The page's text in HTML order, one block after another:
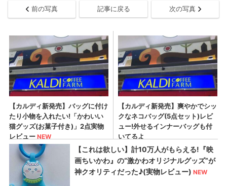
前の写真 記事に戻る 次の写真